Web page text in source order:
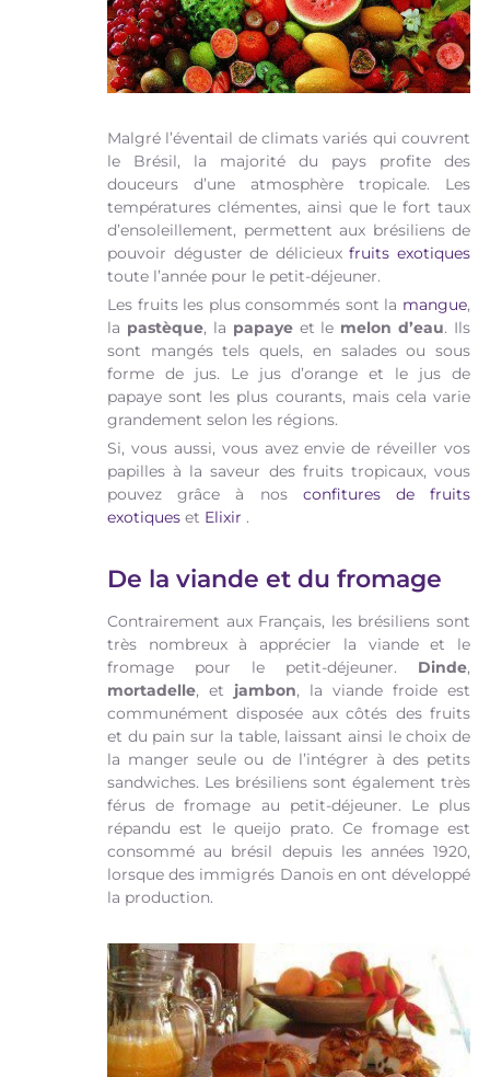
Malgré l’éventail de climats variés qui couvrent
le Brésil, la majorité du pays profite des
douceurs d’une atmosphère tropicale. Les
températures clémentes, ainsi que le fort taux
d’ensoleillement, permettent aux brésiliens de
pouvoir déguster de délicieuxfruits exotiques
toute l’année pour le petit-déjeuner.
Les fruits les plus consommés sont la mangue,
la pastèque, la papayeet le melon d’eau. Ils
sont mangés tels quels, en salades ou sous
forme de jus. Le jus d’orange et le jus de
papaye sont les plus courants, mais cela varie
grandement selon les régions.
Si, vous aussi, vous avez envie de réveiller vos
papilles à la saveur des fruits tropicaux, vous
pouvez grâce à nos confitures de fruits
exotiques et Elixir .
De la viande et du fromage
Contrairement aux Français, les brésiliens sont
très nombreux à apprécier la viande et le
fromage pour le petit-déjeuner. Dinde,
mortadelle, et jambon, la viande froide est
communément disposée aux côtés des fruits
et du pain sur la table, laissant ainsi le choix de
la manger seule ou de l’intégrer à des petits
sandwiches. Les brésiliens sont également très
férus de fromage au petit-déjeuner. Le plus
répandu est le queijo prato. Ce fromage est
consommé au brésil depuis les années 1920,
lorsque des immigrés Danois en ont développé
la production.